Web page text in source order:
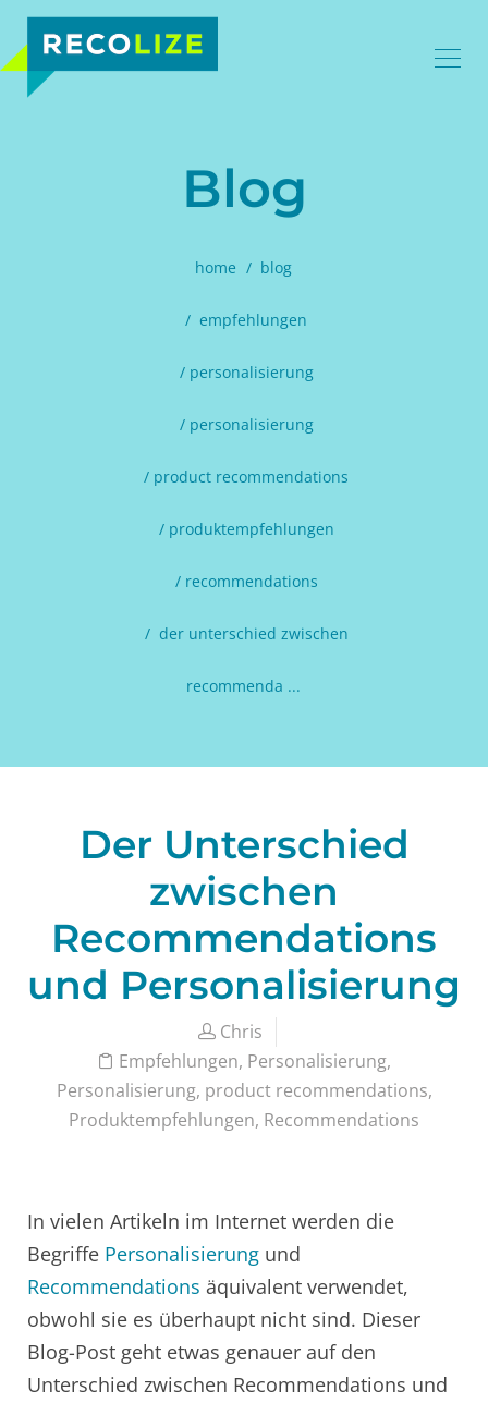
Blog
home blog
empfehlungen
personalisierung
personalisierung
product recommendations
produktempfehlungen
recommendations
der unterschied zwischen
recommenda ...
Der Unterschied
zwischen
Recommendations
und Personalisierung
Chris
Empfehlungen, Personalisierung,
Personalisierung, product recommendations,
Produktempfehlungen, Recommendations
In vielen Artikeln im Internet werden die
Begriffe Personalisierung und
Recommendations äquivalent verwendet,
obwohl sie es überhaupt nicht sind. Dieser
Blog-Post geht etwas genauer auf den
Unterschied zwischen Recommendations und